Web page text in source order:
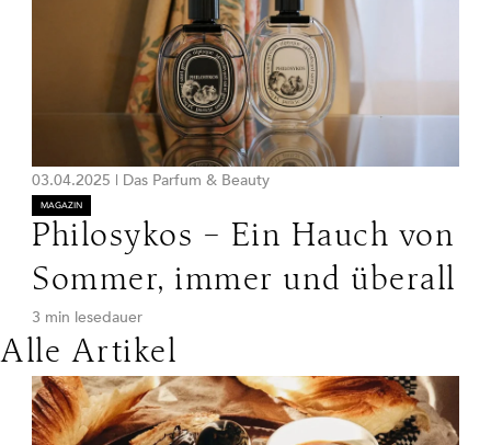
03.04.2025 | Das Parfum & Beauty
MAGAZIN
Philosykos – Ein Hauch von
Sommer, immer und überall
3 min lesedauer
Alle Artikel